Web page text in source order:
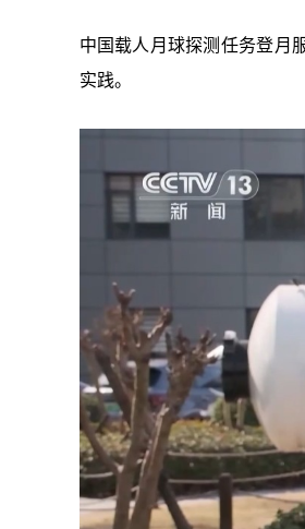
中国载人月球探测任务登月
实践。